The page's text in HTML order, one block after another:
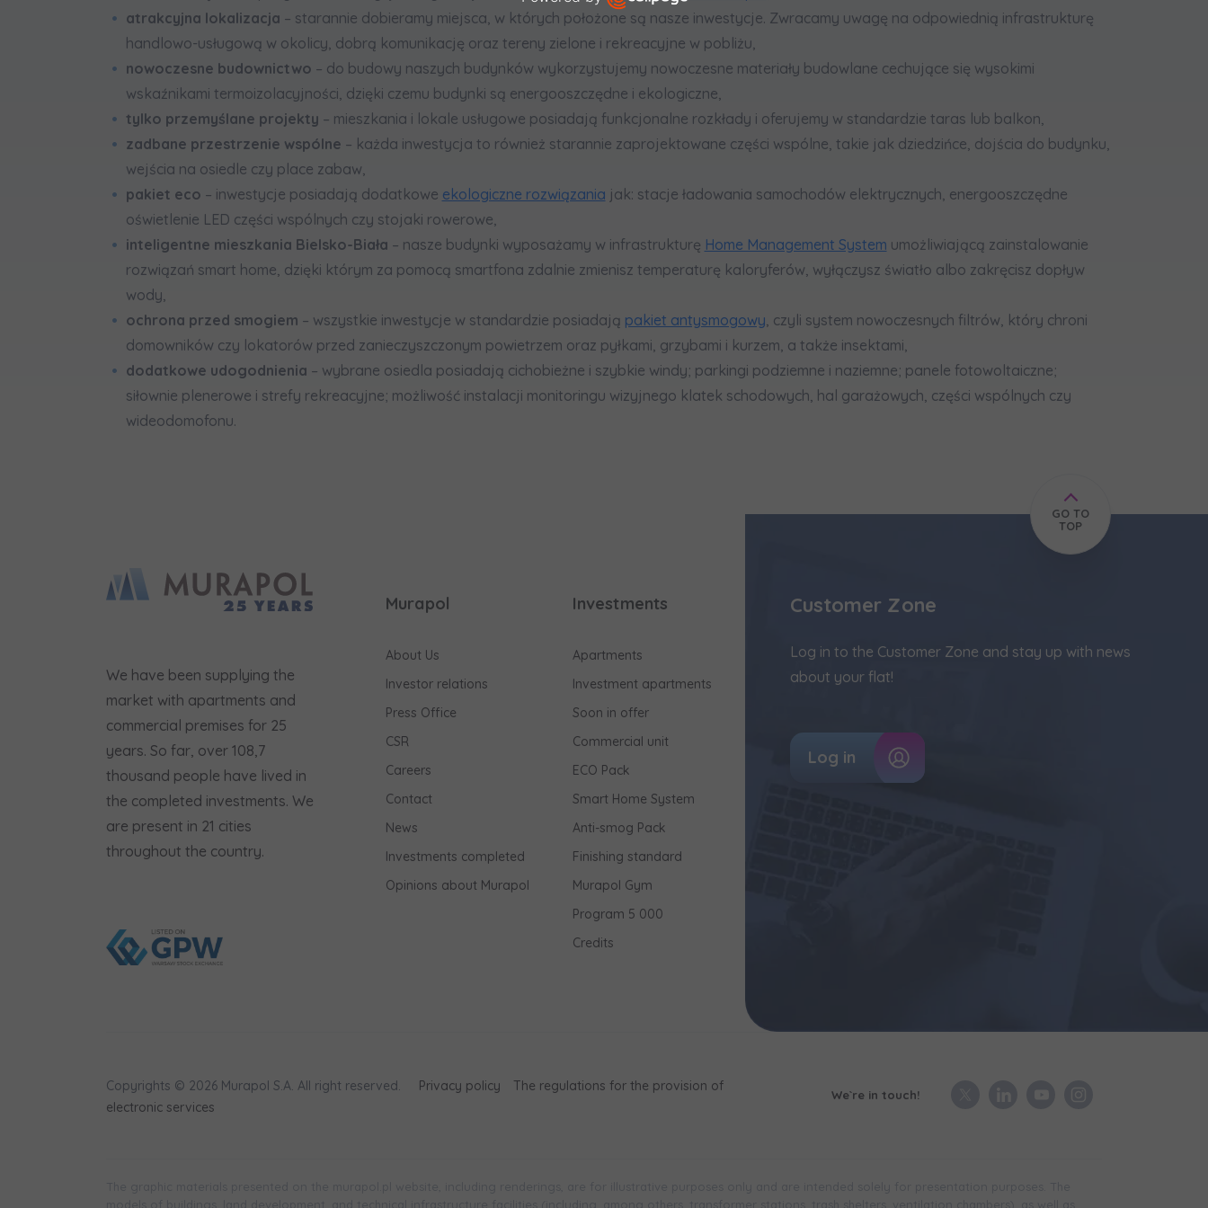
atrakcyjna lokalizacja – starannie dobieramy miejsca, w których położone są nasze inwestycje. Zwracamy uwagę na odpowiednią infrastrukturę
handlowo-usługową w okolicy, dobrą komunikację oraz tereny zielone i rekreacyjne w pobliżu,
nowoczesne budownictwo – do budowy naszych budynków wykorzystujemy nowoczesne materiały budowlane cechujące się wysokimi
wskaźnikami termoizolacyjności, dzięki czemu budynki są energooszczędne i ekologiczne,
tylko przemyślane projekty – mieszkania i lokale usługowe posiadają funkcjonalne rozkłady i oferujemy w standardzie taras lub balkon,
zadbane przestrzenie wspólne – każda inwestycja to również starannie zaprojektowane części wspólne, takie jak dziedzińce, dojścia do budynku,
wejścia na osiedle czy place zabaw,
pakiet eco – inwestycje posiadają dodatkowe ekologiczne rozwiązania jak: stacje ładowania samochodów elektrycznych, energooszczędne
oświetlenie LED części wspólnych czy stojaki rowerowe,
inteligentne mieszkania Bielsko-Biała – nasze budynki wyposażamy w infrastrukturę Home Management System umożliwiającą zainstalowanie
rozwiązań smart home, dzięki którym za pomocą smartfona zdalnie zmienisz temperaturę kaloryferów, wyłączysz światło albo zakręcisz dopływ
wody,
ochrona przed smogiem – wszystkie inwestycje w standardzie posiadają pakiet antysmogowy , czyli system nowoczesnych filtrów, który chroni
domowników czy lokatorów przed zanieczyszczonym powietrzem oraz pyłkami, grzybami i kurzem, a także insektami,
dodatkowe udogodnienia – wybrane osiedla posiadają cichobieżne i szybkie windy; parkingi podziemne i naziemne; panele fotowoltaiczne;
siłownie plenerowe i strefy rekreacyjne; możliwość instalacji monitoringu wizyjnego klatek schodowych, hal garażowych, części wspólnych czy
wideodomofonu.
We have been supplying the
market with apartments and
commercial premises for 25
years. So far, over 108,7
thousand people have lived in
the completed investments. We
are present in 21 cities
throughout the country.
Murapol
About Us
Investor relations
Press Office
CSR
Careers
Contact
News
Investments completed
Opinions about Murapol
Investments
Apartments
Investment apartments
Soon in offer
Commercial unit
ECO Pack
Smart Home System
Anti-smog Pack
Finishing standard
Murapol Gym
Program 5 000
Credits
Customer Zone
Log in to the Customer Zone and stay up with news
about your flat!
Log in
GO TO
TOP
Copyrights © 2026 Murapol S.A. All right reserved. Privacy policy
The regulations for the provision of
electronic services
We`re in touch!
Open link in new window